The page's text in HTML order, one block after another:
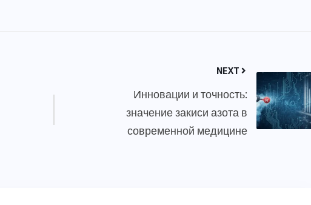
NEXT
Инновации и точность:
значение закиси азота в
современной медицине